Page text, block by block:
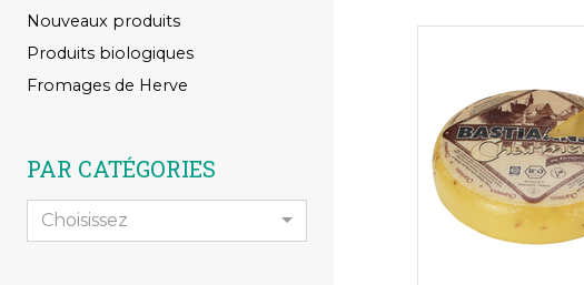
Nouveaux produits
Produits biologiques
Fromages de Herve
PAR CATÉGORIES
Choisissez